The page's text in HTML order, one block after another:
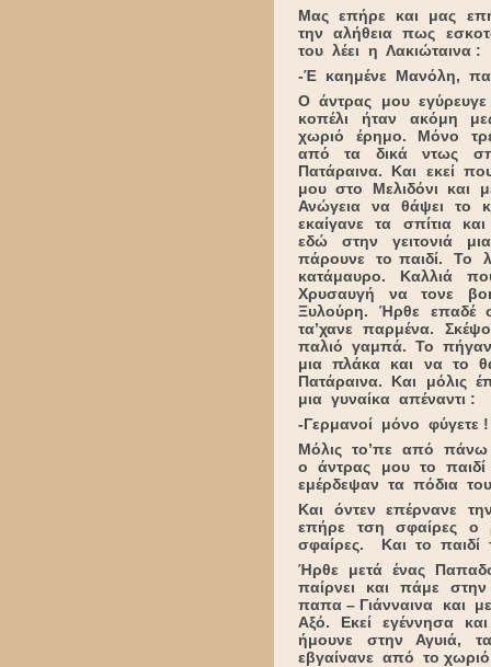
Μας επήρε και μας
την αλήθεια πως
του λέει η Λακιώταινα :
-Έ καημένε Μανόλη,
Ο άντρας μου
κοπέλι ήταν ακόμη
χωριό έρημο. Μόνο
από τα δικά ντως
Πατάραινα. Και εκεί
μου στο Μελιδόνι και
Ανώγεια να θάψει το
εκαίγανε τα σπίτια
εδώ στην γειτονιά
πάρουνε το παιδί. Το
κατάμαυρο. Καλλιά
Χρυσαυγή να τονε
Ξυλούρη. Ήρθε επαδέ
τα’χανε παρμένα.
παλιό γαμπά. Το
μια πλάκα και να το
Πατάραινα. Και μόλις
μια γυναίκα απέναντι :
-Γερμανοί μόνο φύγετε !
Μόλις το’πε από πάνω
ο άντρας μου το
εμέρδεψαν τα πόδια
Και όντεν επέρνανε
επήρε τση σφαίρες ο
σφαίρες. Και το παιδί
Ήρθε μετά ένας
παίρνει και πάμε
παπα – Γιάνναινα και
Αξό. Εκεί εγέννησα
ήμουνε στην Αγυιά,
εβγαίνανε από το